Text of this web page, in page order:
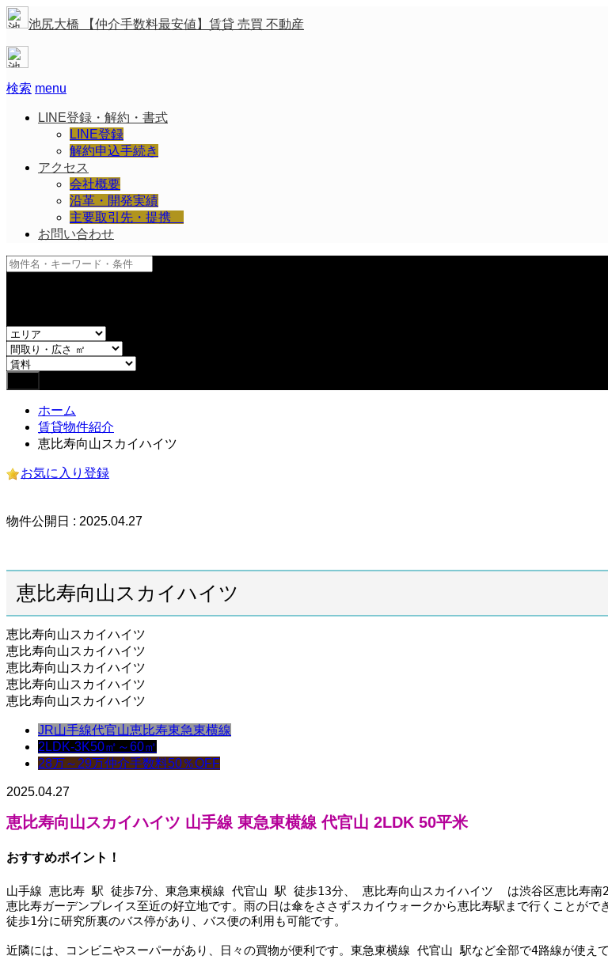
池尻大橋 【仲介手数料最安値】賃貸 売買 不動産
検索 menu
LINE登録・解約・書式
LINE登録
解約申込手続き
アクセス
会社概要
沿革・開発実績
主要取引先・提携
お問い合わせ
ホーム
賃貸物件紹介
恵比寿向山スカイハイツ
お気に入り登録
物件公開日 : 2025.04.27
恵比寿向山スカイハイツ
恵比寿向山スカイハイツ
恵比寿向山スカイハイツ
恵比寿向山スカイハイツ
恵比寿向山スカイハイツ
恵比寿向山スカイハイツ
JR山手線代官山恵比寿東急東横線
2LDK-3K50㎡～60㎡
28万～29万仲介手数料50％OFF
2025.04.27
恵比寿向山スカイハイツ 山手線 東急東横線 代官山 2LDK 50平米
おすすめポイント！
山手線 恵比寿 駅 徒歩7分、東急東横線 代官山 駅 徒歩13分、 恵比寿向山スカイハイツ  は渋谷区恵比寿南2
恵比寿ガーデンプレイス至近の好立地です。雨の日は傘をささずスカイウォークから恵比寿駅まで行くことがで
徒歩1分に研究所裏のバス停があり、バス便の利用も可能です。
近隣には、コンビニやスーパーがあり、日々の買物が便利です。東急東横線 代官山 駅など全部で4路線が使え